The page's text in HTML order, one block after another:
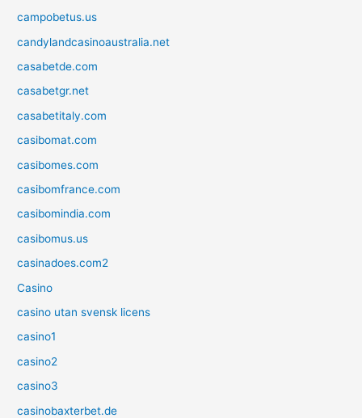
campobetus.us
candylandcasinoaustralia.net
casabetde.com
casabetgr.net
casabetitaly.com
casibomat.com
casibomes.com
casibomfrance.com
casibomindia.com
casibomus.us
casinadoes.com2
Casino
casino utan svensk licens
casino1
casino2
casino3
casinobaxterbet.de